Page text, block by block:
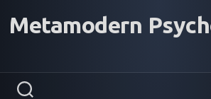
Metamodern